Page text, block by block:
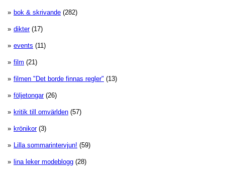
bok & skrivande (282)
dikter(17)
events (11)
film (21)
filmen "Det borde finnas regler" (13)
följetongar(26)
kritik till omvärlden (57)
krönikor(3)
Lilla sommarintervjun! (59)
lina leker modeblogg (28)